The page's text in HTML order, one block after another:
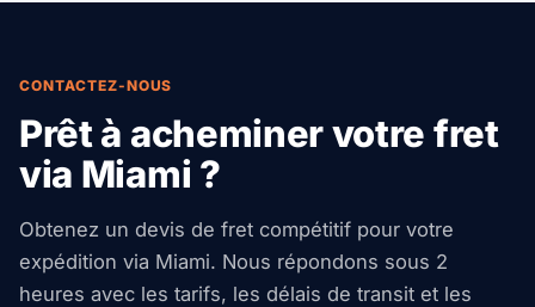
CONTACTEZ-NOUS
Prêt à acheminer votre fret
via Miami ?
Obtenez un devis de fret compétitif pour votre
expédition via Miami. Nous répondons sous 2
heures avec les tarifs, les délais de transit et les